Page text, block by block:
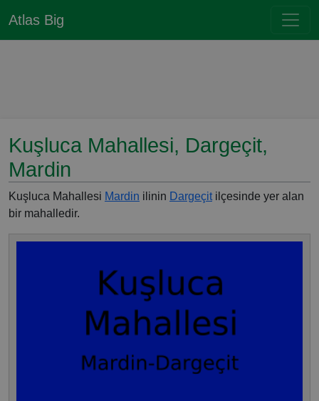
Atlas Big
Kuşluca Mahallesi, Dargeçit,
Mardin
Kuşluca Mahallesi Mardin ilinin Dargeçitilçesinde yer alan
bir mahalledir.